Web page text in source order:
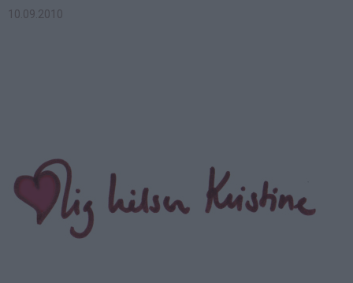
10.09.2010